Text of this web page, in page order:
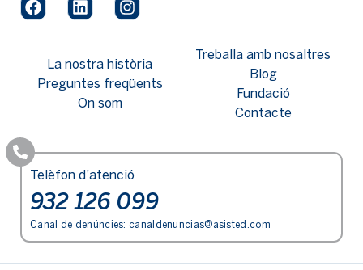
La nostra història
Preguntes freqüents
On som
Treballa amb nosaltres
Blog
Fundació
Contacte
Telèfon d'atenció
932 126 099
Canal de denúncies: canaldenuncias@asisted.com